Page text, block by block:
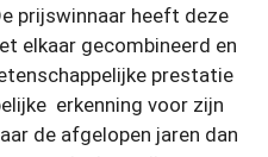
prijswinnaar heeft deze
elkaar gecombineerd en
prestatie
erkenning voor zijn
de afgelopen jaren dan